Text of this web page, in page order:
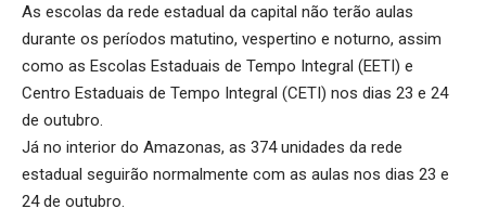
As escolas da rede estadual da capital não terão aulas
durante os períodos matutino, vespertino e noturno, assim
como as Escolas Estaduais de Tempo Integral (EETI) e
Centro Estaduais de Tempo Integral (CETI) nos dias 23 e 24
de outubro.
Já no interior do Amazonas, as 374 unidades da rede
estadual seguirão normalmente com as aulas nos dias 23 e
24 de outubro.